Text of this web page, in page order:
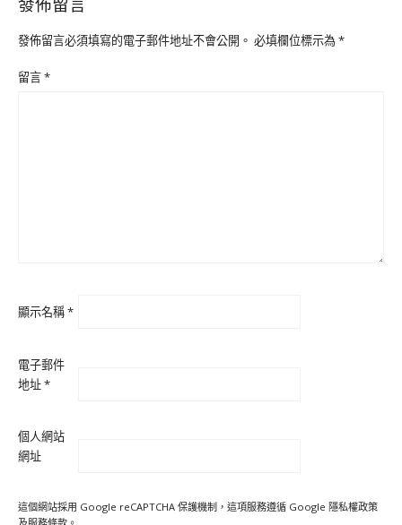
發佈留言必須填寫的電子郵件地址不會公開。 必填欄位標示為*
留言*
顯示名稱*
電子郵件
地址*
個人網站
網址
這個網站採用 Google reCAPTCHA 保護機制，這項服務遵循 Google 隱私權政策